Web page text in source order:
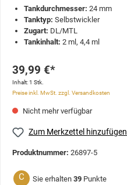
Tankdurchmesser: 24 mm
Tanktyp: Selbstwickler
Zugart: DL/MTL
Tankinhalt: 2 ml, 4,4 ml
39,99 €*
Inhalt:1 Stk.
Preise inkl. MwSt. zzgl. Versandkosten
Nicht mehr verfügbar
Zum Merkzettel hinzufügen
Produktnummer: 26897-5
C Sie erhalten 39 Punkte